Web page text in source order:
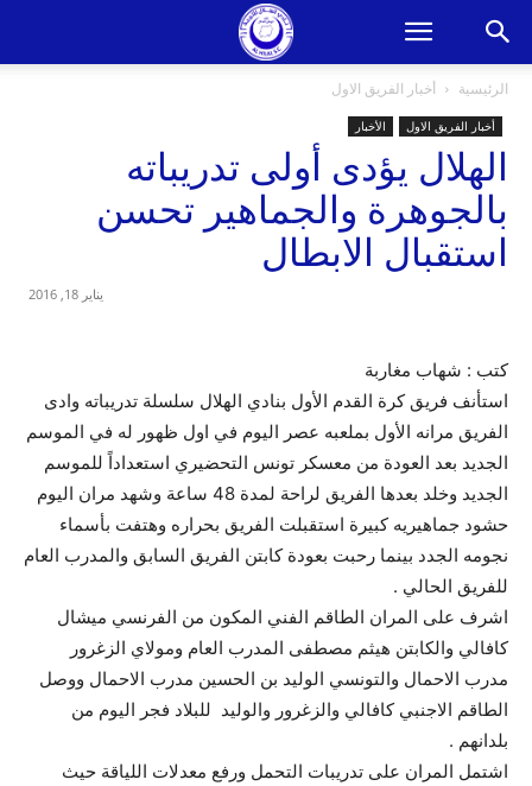
الرئيسية أخبار الفريق الاول
أخبار الفريق الاول الأخبار
الهلال يؤدى أولى تدريباته
بالجوهرة والجماهير تحسن
استقبال الابطال
يناير 18, 2016
كتب : شهاب مغاربة
استأنف فريق كرة القدم الأول بنادي الهلال سلسلة تدريباته وادى
الفريق مرانه الأول بملعبه عصر اليوم في اول ظهور له في الموسم
الجديد بعد العودة من معسكر تونس التحضيري استعداداً للموسم
الجديد وخلد بعدها الفريق لراحة لمدة 48 ساعة وشهد مران اليوم
حشود جماهيريه كبيرة استقبلت الفريق بحراره وهتفت بأسماء
نجومه الجدد بينما رحبت بعودة كابتن الفريق السابق والمدرب العام
للفريق الحالي .
اشرف على المران الطاقم الفني المكون من الفرنسي ميشال
كافالي والكابتن هيثم مصطفى المدرب العام ومولاي الزغرور
مدرب الاحمال والتونسي الوليد بن الحسين مدرب الاحمال ووصل
الطاقم الاجنبي كافالي والزغرور والوليد للبلاد فجر اليوم من
بلدانهم .
اشتمل المران على تدريبات التحمل ورفع معدلات اللياقة حيث